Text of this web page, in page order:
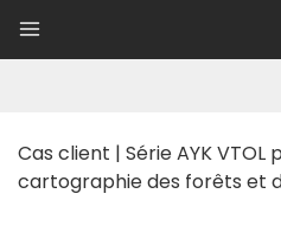
Cas client | Série AYK
cartographie des forêts et